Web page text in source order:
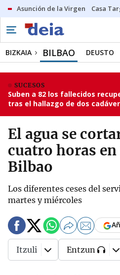
Asunción de la Virgen Casa
BIZKAIA BILBAO DEUSTO
SUCESOS
Suben a 82 los fallecidos
tras el hallazgo de dos
El agua se
cuatro horas
Bilbao
Los diferentes ceses del
martes y miércoles
Itzuli Entzun